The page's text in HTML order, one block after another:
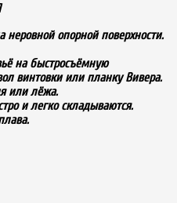
опорной поверхности.
на быстросъёмную
винтовки или планку Вивера.
или лёжа.
и легко складываются.